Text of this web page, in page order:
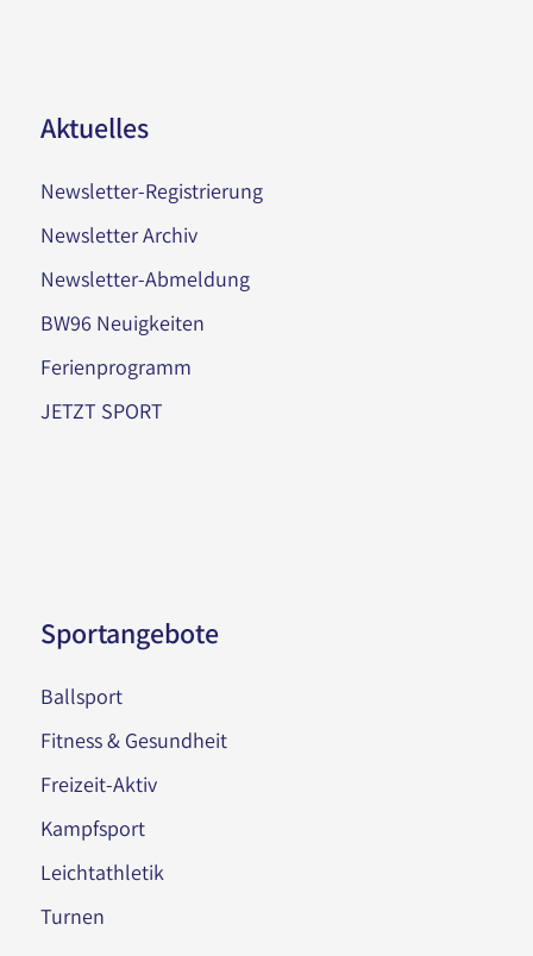
Aktuelles
Newsletter-Registrierung
Newsletter Archiv
Newsletter-Abmeldung
BW96 Neuigkeiten
Ferienprogramm
JETZT SPORT
Sportangebote
Ballsport
Fitness & Gesundheit
Freizeit-Aktiv
Kampfsport
Leichtathletik
Turnen